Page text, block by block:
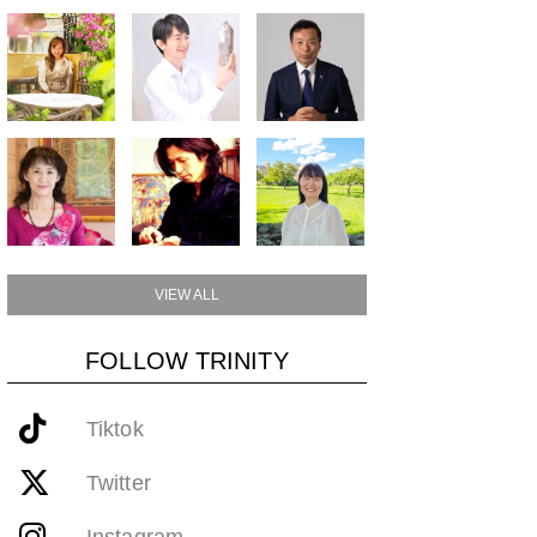
VIEW ALL
FOLLOW TRINITY
Tiktok
Twitter